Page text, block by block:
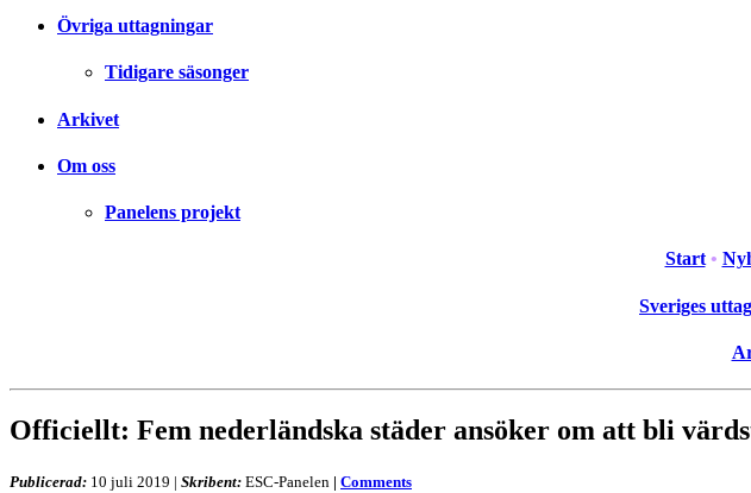
Övriga uttagningar
Tidigare säsonger
Arkivet
Om oss
Panelens projekt
Start •
Sveriges
Officiellt: Fem nederländska städer ansöker om att bli
Publicerad: 10 juli 2019 | Skribent: ESC-Panelen | Comments